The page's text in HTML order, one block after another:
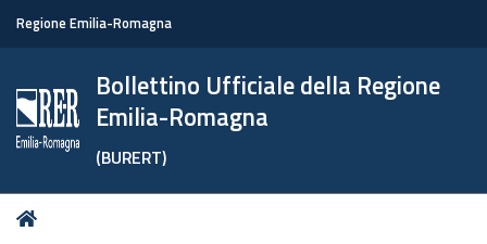
Regione Emilia-Romagna
Bollettino Ufficiale della Regione
Emilia-Romagna
(BURERT)
Tu